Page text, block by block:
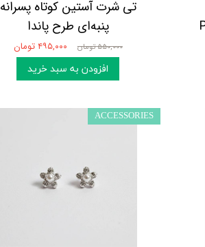
تی شرت آستین کوتاه پسرانه
پنبه‌ای طرح پاندا
۵۵۰,۰۰۰ تومان ۴۹۵,۰۰۰ تومان
افزودن به سبد خرید
ACCESSORIES